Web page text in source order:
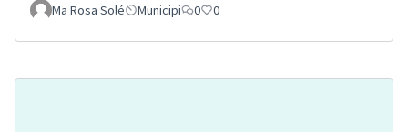
Ma Rosa Solé Municipi 0 0